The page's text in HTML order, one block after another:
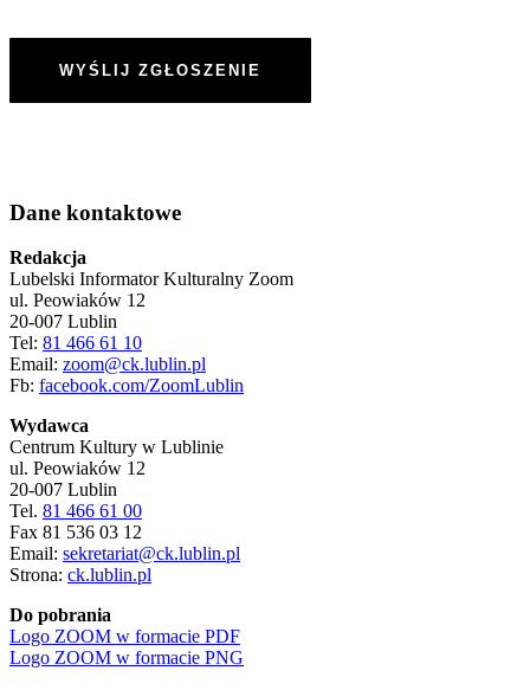
Dane kontaktowe
Redakcja
Lubelski Informator Kulturalny Zoom
ul. Peowiaków 12
20-007 Lublin
Tel: 81 466 61 10
Email: zoom@ck.lublin.pl
Fb: facebook.com/ZoomLublin
Wydawca
Centrum Kultury w Lublinie
ul. Peowiaków 12
20-007 Lublin
Tel. 81 466 61 00
Fax 81 536 03 12
Email: sekretariat@ck.lublin.pl
Strona: ck.lublin.pl
Do pobrania
Logo ZOOM w formacie PDF
Logo ZOOM w formacie PNG